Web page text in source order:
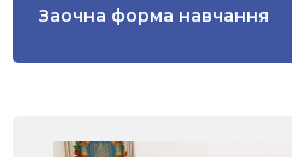
Заочна форма навчання